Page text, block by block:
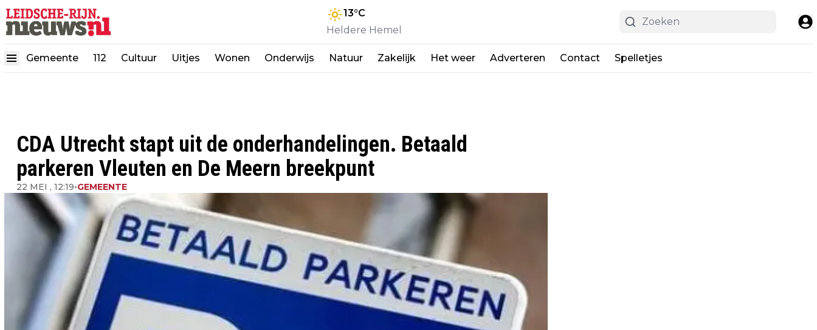
13°C
Heldere Hemel
Gemeente 112 Cultuur Uitjes Wonen Onderwijs Natuur Zakelijk Het weer Adverteren Contact Spelletjes
CDA Utrecht stapt uit de onderhandelingen. Betaald
parkeren Vleuten en De Meern breekpunt
22 MEI , 12:19•GEMEENTE